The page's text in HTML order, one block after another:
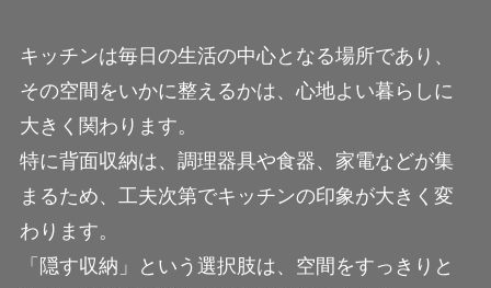
キッチンは毎日の生活の中心となる場所であり、
その空間をいかに整えるかは、心地よい暮らしに
大きく関わります。
特に背面収納は、調理器具や食器、家電などが集
まるため、工夫次第でキッチンの印象が大きく変
わります。
「隠す収納」という選択肢は、空間をすっきりと